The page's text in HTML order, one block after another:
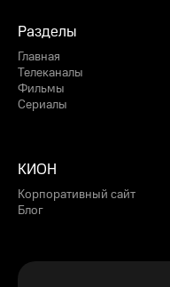
Разделы
Главная
Телеканалы
Фильмы
Сериалы
КИОН
Корпоративный сайт
Блог